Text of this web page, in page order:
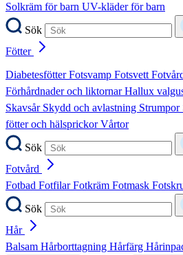
Solkräm för barn UV-kläder för barn
Sök
Fötter
DiabetesfötterFotsvamp Fotsvett
Förhårdnader och liktornarHallux
Skavsår Skydd och avlastning Strumpor
fötter och hälsprickorVårtor
Sök
Fotvård
Fotbad FotfilarFotkräm Fotmask
Sök
Hår
Balsam Hårborttagning Hårfärg